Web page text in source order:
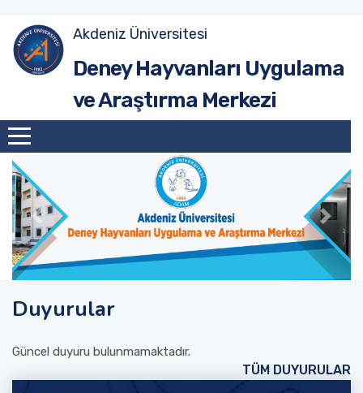
Akdeniz Üniversitesi
Deney Hayvanları Uygulama
ve Araştırma Merkezi
Duyurular
Güncel duyuru bulunmamaktadır.
TÜM DUYURULAR
Tarihçe
İmkanlarımız
Misyon ve Vizyonumuz
Merkez Yönetim Kurulu
Personelimiz
İşleyiş Esasları
Deney Hayvanı Nasıl Temin Edebilirim
Merkezde Nasıl Çalışabilirim
Merkez İçerisinde Uyulması Gereken Kurallar
Ücretlendirme
Faaliyetlerimiz
Merkez Yönetim Kurulu Kararları